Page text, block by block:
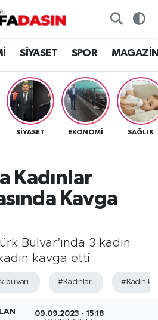
SİYASET SPOR
SİYASET EKONOMİ SAĞLIK
Kadınlar
Kavga
Bulvar’ında 3 kadın
kavga etti.
bulvarı #Kadınlar #Kadın
09.09.2023 - 15:18
Politikası